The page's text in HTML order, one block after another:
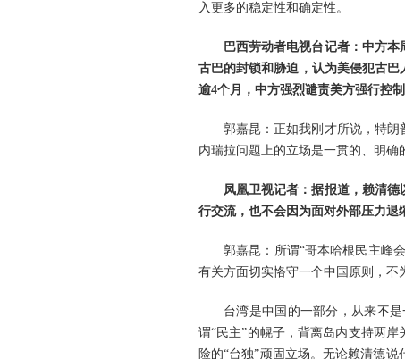
入更多的稳定性和确定性。
巴西劳动者电视台记者：中方
古巴的封锁和胁迫，认为美侵犯古
逾4个月，中方强烈谴责美方强行控
郭嘉昆：正如我刚才所说，特
内瑞拉问题上的立场是一贯的、明确
凤凰卫视记者：据报道，赖清
行交流，也不会因为面对外部压力退
郭嘉昆：所谓“哥本哈根民主峰
有关方面切实恪守一个中国原则，不
台湾是中国的一部分，从来不
谓“民主”的幌子，背离岛内支持两
险的“台独”顽固立场。无论赖清德